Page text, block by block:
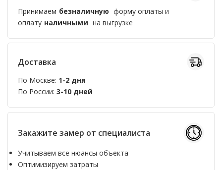
Принимаем безналичную форму оплаты и
оплату наличными на выгрузке
Доставка
По Москве: 1-2 дня
По России: 3-10 дней
Закажите замер от специалиста
Учитываем все нюансы объекта
Оптимизируем затраты